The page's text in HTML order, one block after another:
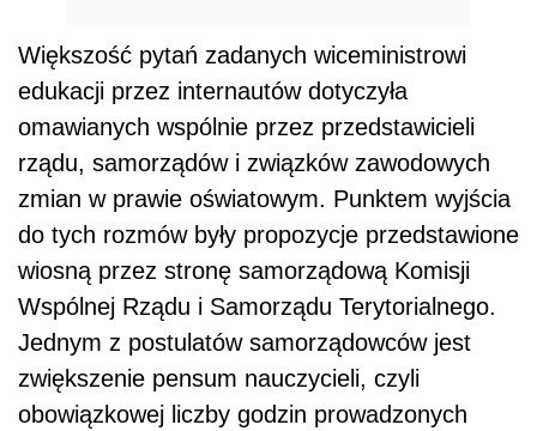
Większość pytań zadanych wiceministrowi
edukacji przez internautów dotyczyła
omawianych wspólnie przez przedstawicieli
rządu, samorządów i związków zawodowych
zmian w prawie oświatowym. Punktem wyjścia
do tych rozmów były propozycje przedstawione
wiosną przez stronę samorządową Komisji
Wspólnej Rządu i Samorządu Terytorialnego.
Jednym z postulatów samorządowców jest
zwiększenie pensum nauczycieli, czyli
obowiązkowej liczby godzin prowadzonych